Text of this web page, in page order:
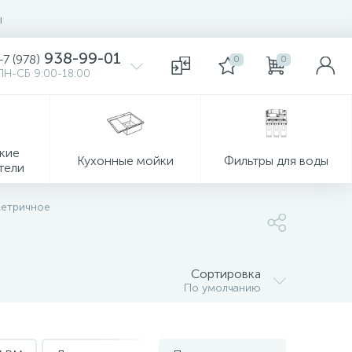
(978) 938-99-01
СБ 9:00-18:00
0 0
Кухонные мойки Фильтры для воды
Сортировка
По умолчанию